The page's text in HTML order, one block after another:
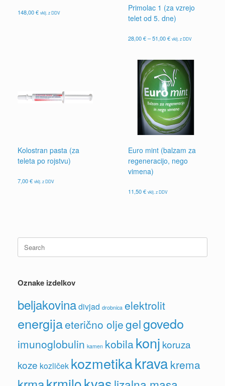
148,00€ vklj. z DDV
Primolac 1 (za vzrejo
telet od 5. dne)
28,00€ –51,00€Cenovni
28,00 €
do
51,00 €
vklj. z DDV
izdelek
različic.
Možnosti
lahko
izberete
strani
Kolostran pasta (za
teleta po rojstvu)
7,00€ vklj. z DDV
Euro mint (balzam za
regeneracijo, nego
vimena)
11,50€ vklj. z DDV
Search
for:
Oznake izdelkov
beljakovinadivjad drobnica elektrolit
energijaeterično oljegelgovedo
imunoglobulin kamen kobilakonj koruza
koze kozliček kozmetikakrava krema